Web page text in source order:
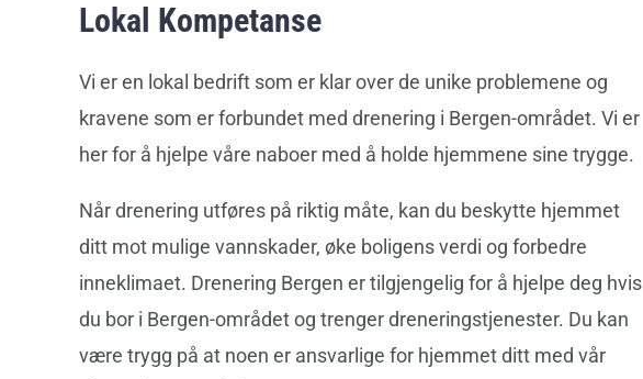
Lokal Kompetanse
Vi er en lokal bedrift som er klar over de unike problemene og
kravene som er forbundet med drenering i Bergen-området. Vi er
her for å hjelpe våre naboer med å holde hjemmene sine trygge.
Når drenering utføres på riktig måte, kan du beskytte hjemmet
ditt mot mulige vannskader, øke boligens verdi og forbedre
inneklimaet. Drenering Bergen er tilgjengelig for å hjelpe deg hvis
du bor i Bergen-området og trenger dreneringstjenester. Du kan
være trygg på at noen er ansvarlige for hjemmet ditt med vår